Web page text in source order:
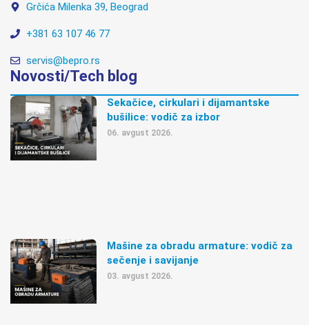
Grčića Milenka 39, Beograd
+381 63 107 46 77
servis@bepro.rs
Novosti/Tech blog
Sekačice, cirkulari i dijamantske
bušilice: vodič za izbor
06. avgust 2026.
Mašine za obradu armature: vodič za
sečenje i savijanje
03. avgust 2026.